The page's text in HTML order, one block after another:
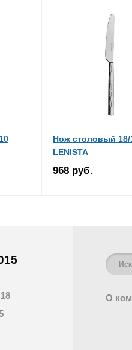
Нож столовый 18/
LENISTA
968 руб.
О